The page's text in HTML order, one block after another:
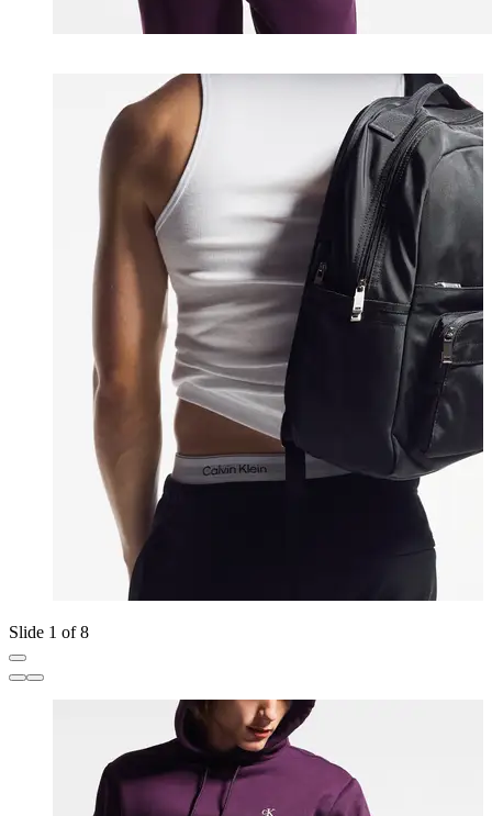
Slide 1 of 8